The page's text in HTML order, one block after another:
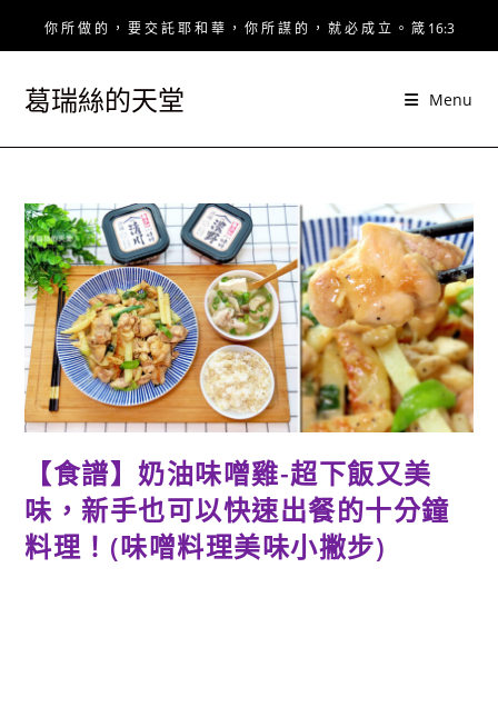
你 所 做 的 ， 要 交 託 耶 和 華 ， 你 所 謀 的 ， 就 必 成 立 。 箴 16:3
葛瑞絲的天堂 Menu
【食譜】奶油味噌雞-超下飯又美
味，新手也可以快速出餐的十分鐘
料理！(味噌料理美味小撇步)